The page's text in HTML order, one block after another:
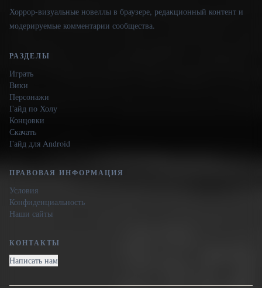
Хоррор-визуальные новеллы в браузере, редакционный контент и
модерируемые комментарии сообщества.
РАЗДЕЛЫ
Играть
Вики
Персонажи
Гайд по Холу
Концовки
Скачать
Гайд для Android
ПРАВОВАЯ ИНФОРМАЦИЯ
Условия
Конфиденциальность
Наши сайты
КОНТАКТЫ
Написать нам